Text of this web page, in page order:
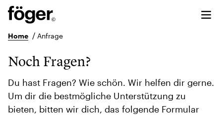
Home / Anfrage
Noch Fragen?
Du hast Fragen? Wie schön. Wir helfen dir gerne.
Um dir die bestmögliche Unterstützung zu
bieten, bitten wir dich, das folgende Formular